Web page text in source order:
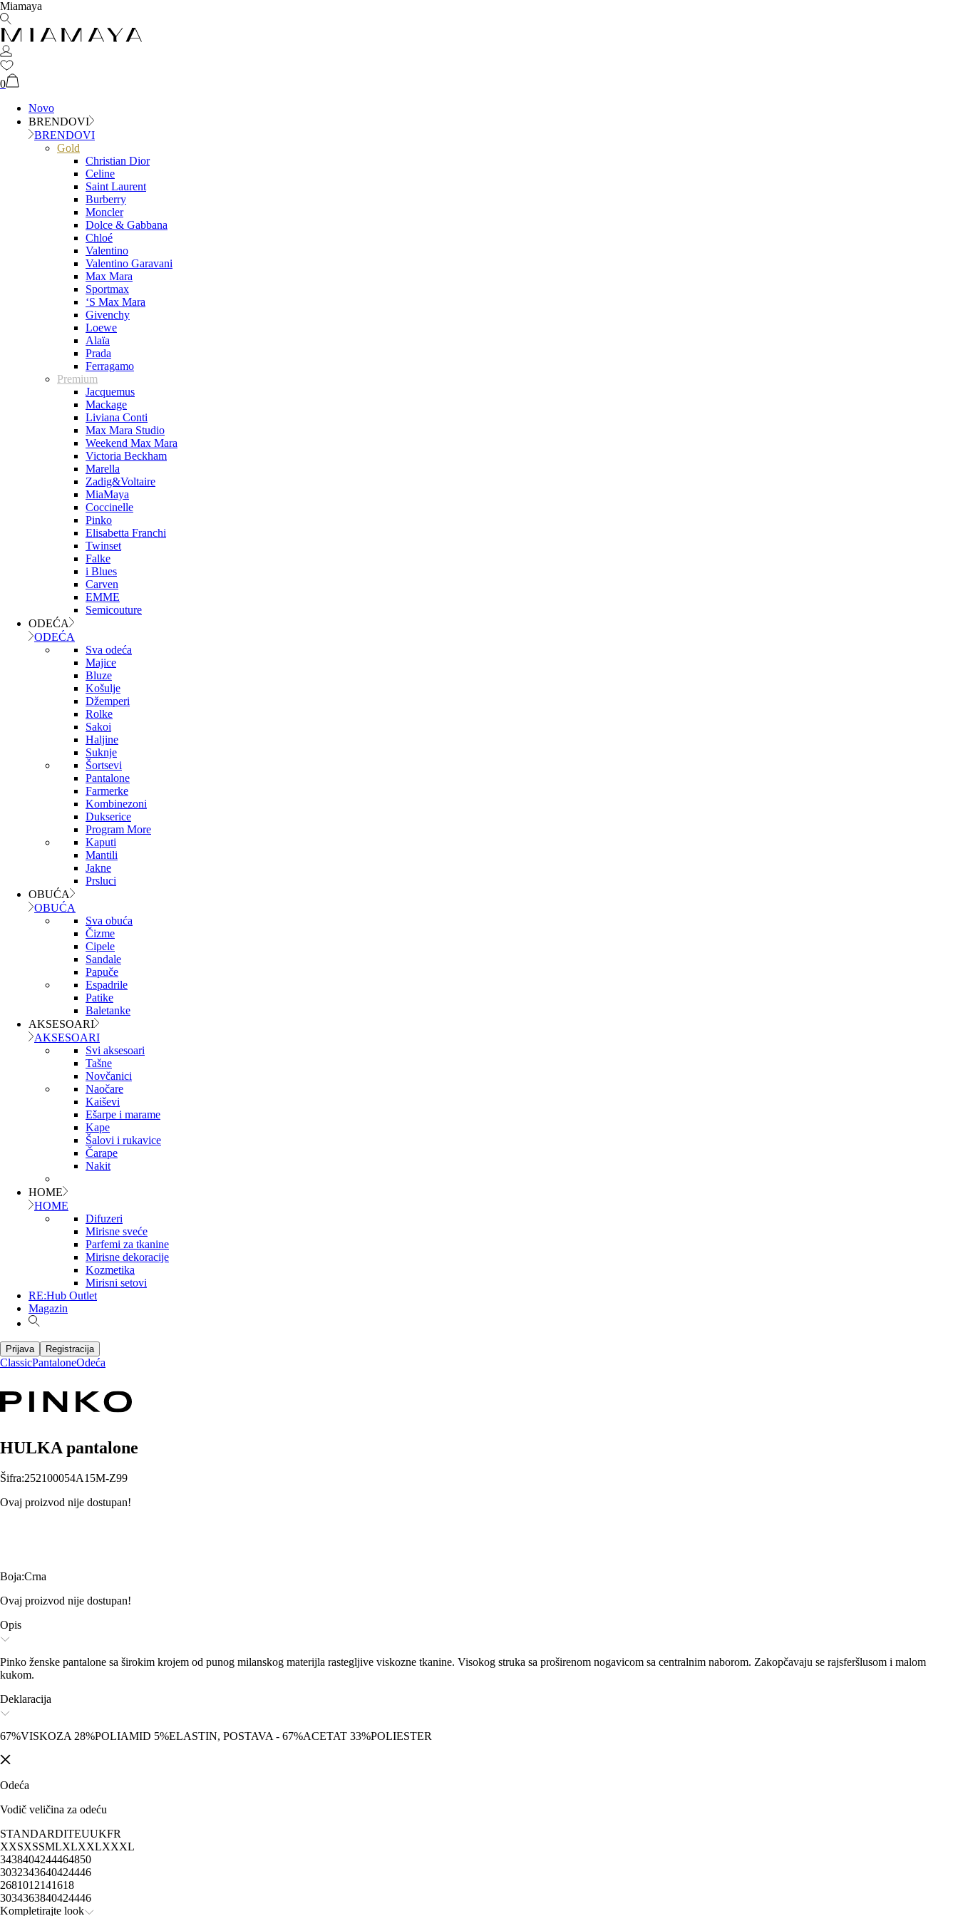
Miamaya
0
Novo
BRENDOVI
BRENDOVI
Gold
Christian Dior
Celine
Saint Laurent
Burberry
Moncler
Dolce & Gabbana
Chloé
Valentino
Valentino Garavani
Max Mara
Sportmax
‘S Max Mara
Givenchy
Loewe
Alaïa
Prada
Ferragamo
Premium
Jacquemus
Mackage
Liviana Conti
Max Mara Studio
Weekend Max Mara
Victoria Beckham
Marella
Zadig&Voltaire
MiaMaya
Coccinelle
Pinko
Elisabetta Franchi
Twinset
Falke
i Blues
Carven
EMME
Semicouture
ODEĆA
ODEĆA
Sva odeća
Majice
Bluze
Košulje
Džemperi
Rolke
Sakoi
Haljine
Suknje
Šortsevi
Pantalone
Farmerke
Kombinezoni
Dukserice
Program More
Kaputi
Mantili
Jakne
Prsluci
OBUĆA
OBUĆA
Sva obuća
Čizme
Cipele
Sandale
Papuče
Espadrile
Patike
Baletanke
AKSESOARI
AKSESOARI
Svi aksesoari
Tašne
Novčanici
Naočare
Kaiševi
Ešarpe i marame
Kape
Šalovi i rukavice
Čarape
Nakit
HOME
HOME
Difuzeri
Mirisne sveće
Parfemi za tkanine
Mirisne dekoracije
Kozmetika
Mirisni setovi
RE:Hub Outlet
Magazin
Prijava Registracija
ClassicPantaloneOdeća
HULKA pantalone
Šifra:252100054A15M-Z99
Ovaj proizvod nije dostupan!
Boja:Crna
Ovaj proizvod nije dostupan!
Opis
Pinko ženske pantalone sa širokim krojem od punog milanskog materijla rastegljive viskozne tkanine. Visokog struka sa proširenom nogavicom sa centralnim naborom. Zakopčavaju se rajsferšlusom i malom
kukom.
Deklaracija
67%VISKOZA 28%POLIAMID 5%ELASTIN, POSTAVA - 67%ACETAT 33%POLIESTER
Odeća
Vodič veličina za odeću
STANDARDITEUUKFR
XXSXSSMLXLXXLXXXL
3438404244464850
3032343640424446
2681012141618
3034363840424446
Kompletirajte look